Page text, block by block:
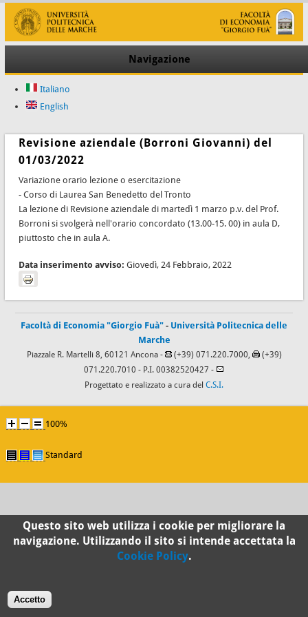
Navigazione
Italiano
English
Revisione aziendale (Borroni Giovanni) del
01/03/2022
Variazione orario lezione o esercitazione
- Corso di Laurea San Benedetto del Tronto
La lezione di Revisione aziendale di martedì 1 marzo p.v. del Prof.
Borroni si svolgerà nell'orario concordato (13.00-15. 00) in aula D,
piuttosto che in aula A.
Data inserimento avviso: Giovedì, 24 Febbraio, 2022
Facoltà di Economia "Giorgio Fuà" - Università Politecnica delle
Marche
Piazzale R. Martelli 8, 60121 Ancona - (+39) 071.220.7000,
(+39)
071.220.7010 - P.I. 00382520427 -
Progettato e realizzato a cura del C.S.I.
100%
Standard
Questo sito web utilizza i cookie per migliorare la
navigazione. Utilizzando il sito si intende accettata la
Cookie Policy.
Accetto